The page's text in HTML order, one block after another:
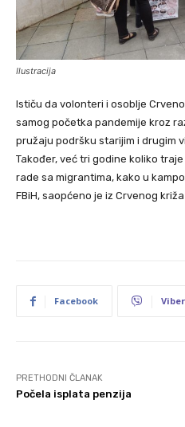
Ilustracija
Ističu da volonteri i osoblje
samog početka pandemije kroz
pružaju podršku starijim i drugim
Također, već tri godine koliko
rade sa migrantima, kako u
FBiH, saopćeno je iz Crvenog križa
Facebook Viber
PRETHODNI ČLANAK
Počela isplata penzija